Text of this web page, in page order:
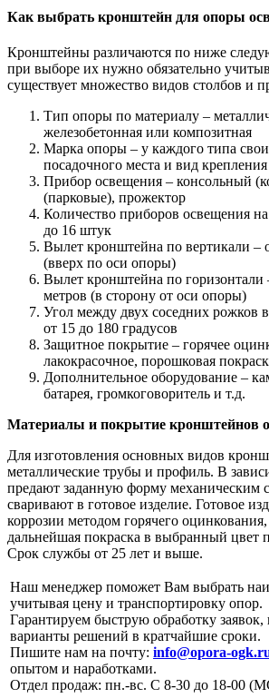
Как выбрать кронштейн для опоры
Кронштейны различаются по ниже
при выборе их нужно обязательно
существует множество видов столбов и
Тип опоры по материалу –
железобетонная или композитная
Марка опоры – у каждого типа
посадочного места и вид крепления
Прибор освещения – консольный
(парковые), прожектор
Количество приборов освещения
до 16 штук
Вылет кронштейна по вертикали –
(вверх по оси опоры)
Вылет кронштейна по горизонтали
метров (в сторону от оси опоры)
Угол между двух соседних рожков
от 15 до 180 градусов
Защитное покрытие – горячее
лакокрасочное, порошковая
Дополнительное оборудование –
батарея, громкоговоритель и т.д.
Материалы и покрытие кронштейнов
Для изготовления основных видов
металлические трубы и профиль. В
предают заданную форму механическим
сваривают в готовое изделие. Готовое
коррозии методом горячего
дальнейшая покраска в выбранный цвет
Срок службы от 25 лет и выше.
Наш менеджер поможет Вам выбрать
учитывая цену и транспортировку опор.
Гарантируем быструю обработку
варианты решений в кратчайшие сроки.
Пишите нам на почту: info@opora-
опытом и наработками.
Отдел продаж: пн.-вс. С 8-30 до 18-00